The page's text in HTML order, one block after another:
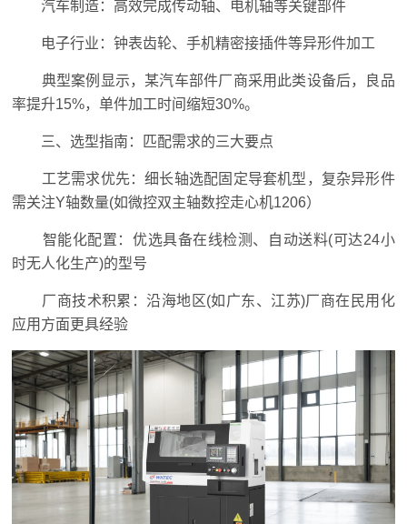
汽车制造：高效完成传动轴、电机轴等关键部件
电子行业：钟表齿轮、手机精密接插件等异形件加工
典型案例显示，某汽车部件厂商采用此类设备后，良品
率提升15%，单件加工时间缩短30%。
三、选型指南：匹配需求的三大要点
工艺需求优先：细长轴选配固定导套机型，复杂异形件
需关注Y轴数量(如微控双主轴数控走心机1206）
智能化配置：优选具备在线检测、自动送料(可达24小
时无人化生产)的型号
厂商技术积累：沿海地区(如广东、江苏)厂商在民用化
应用方面更具经验